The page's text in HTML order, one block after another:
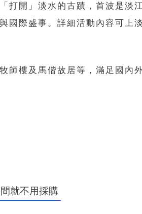
打開」淡水的古蹟，首波是淡
國際盛事。詳細活動內容可上
師樓及馬偕故居等，滿足國內
就不用採購